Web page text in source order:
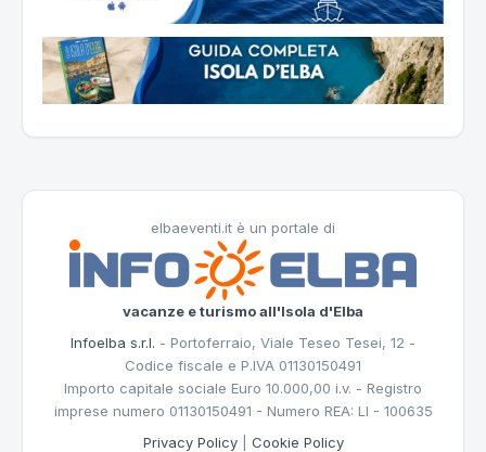
elbaeventi.it è un portale di
vacanze e turismo all'Isola d'Elba
Infoelba s.r.l. - Portoferraio, Viale Teseo Tesei, 12 -
Codice fiscale e P.IVA 01130150491
Importo capitale sociale Euro 10.000,00 i.v. - Registro
imprese numero 01130150491 - Numero REA: LI - 100635
Privacy Policy| Cookie Policy